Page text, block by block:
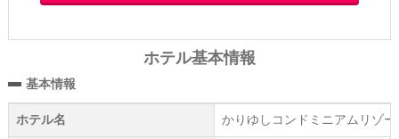
ホテル基本情報
基本情報
ホテル名 かりゆしコンドミニアムリゾ